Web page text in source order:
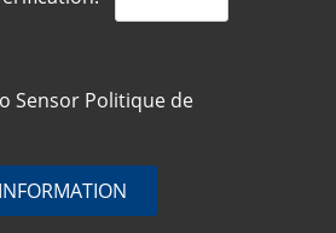
Sensor Politique de